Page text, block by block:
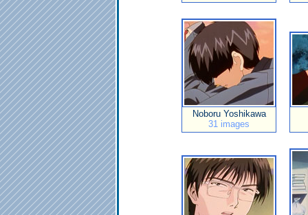
Noboru Yoshikawa
31 images